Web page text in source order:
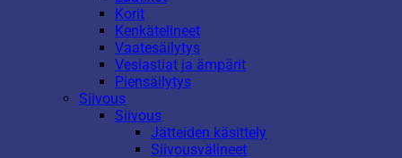
Korit
Kenkätelineet
Vaatesäilytys
Vesiastiat ja ämpärit
Piensäilytys
Siivous
Siivous
Jätteiden käsittely
Siivousvälineet